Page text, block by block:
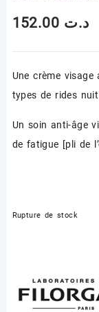
د.ت
Une crème
types de rides
Un soin anti-âge
de fatigue [pli de
Rupture de stock